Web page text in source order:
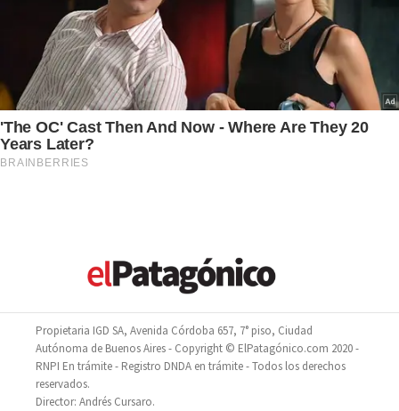
Propietaria IGD SA, Avenida Córdoba 657, 7° piso, Ciudad
Autónoma de Buenos Aires - Copyright © ElPatagónico.com 2020 -
RNPI En trámite - Registro DNDA en trámite - Todos los derechos
reservados.
Director: Andrés Cursaro.